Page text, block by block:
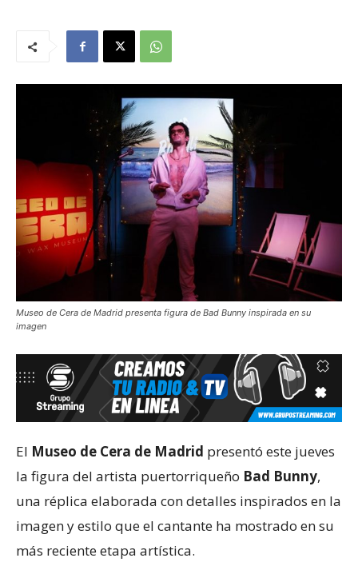
Museo de Cera de Madrid presenta figura de Bad Bunny inspirada en su
imagen
El Museo de Cera de Madrid presentó este jueves
la figura del artista puertorriqueño Bad Bunny,
una réplica elaborada con detalles inspirados en la
imagen y estilo que el cantante ha mostrado en su
más reciente etapa artística.